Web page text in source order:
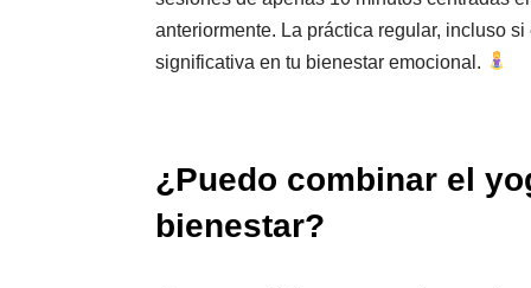
anteriormente. La práctica regular, incluso
significativa en tu bienestar emocional.
¿Puedo combinar el
bienestar?